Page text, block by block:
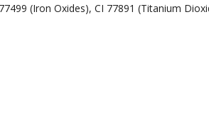
(Iron Oxides), CI 77891 (Titanium